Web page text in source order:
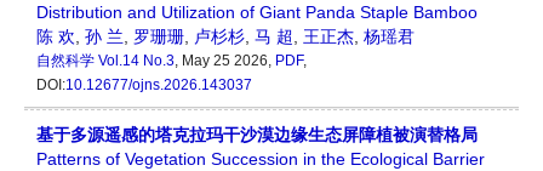
Distribution and Utilization of Giant Panda Staple Bamboo
陈 欢 孙 兰 罗珊珊 卢杉杉 马 超 王正杰 杨瑶君
自然科学 Vol.14 No.3, May 25 2026, PDF,
DOI:10.12677/ojns.2026.143037
基于多源遥感的塔克拉玛干沙漠边缘生态屏障植被演替格局
Patterns of Vegetation Succession in the Ecological Barrier